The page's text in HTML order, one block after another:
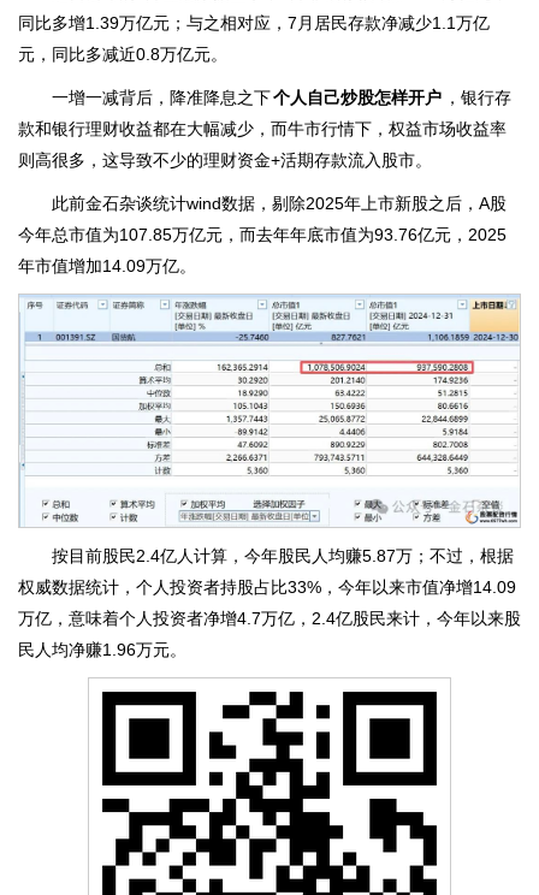
同比多增1.39万亿元；与之相对应，7月居民存款净减少1.1万亿
元，同比多减近0.8万亿元。
一增一减背后，降准降息之下个人自己炒股怎样开户 ，银行存
款和银行理财收益都在大幅减少，而牛市行情下，权益市场收益率
则高很多，这导致不少的理财资金+活期存款流入股市。
此前金石杂谈统计wind数据，剔除2025年上市新股之后，A股
今年总市值为107.85万亿元，而去年年底市值为93.76亿元，2025
年市值增加14.09万亿。
按目前股民2.4亿人计算，今年股民人均赚5.87万；不过，根据
权威数据统计，个人投资者持股占比33%，今年以来市值净增14.09
万亿，意味着个人投资者净增4.7万亿，2.4亿股民来计，今年以来股
民人均净赚1.96万元。